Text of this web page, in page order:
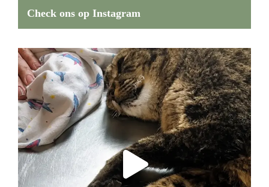
Check ons op Instagram